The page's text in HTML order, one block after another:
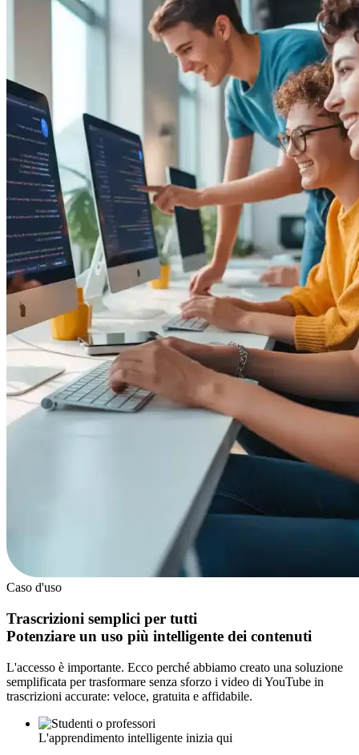
Caso d'uso
Trascrizioni semplici per tutti
Potenziare un uso più intelligente dei contenuti
L'accesso è importante. Ecco perché abbiamo creato una soluzione
semplificata per trasformare senza sforzo i video di YouTube in
trascrizioni accurate: veloce, gratuita e affidabile.
L'apprendimento intelligente inizia qui